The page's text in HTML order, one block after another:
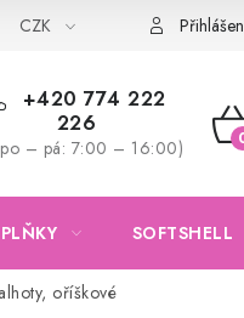
Obchodní podmínky
CZK
+420 774 222
226
– pá: 7:00 – 16:00)
SOFTSHELL
oříškové